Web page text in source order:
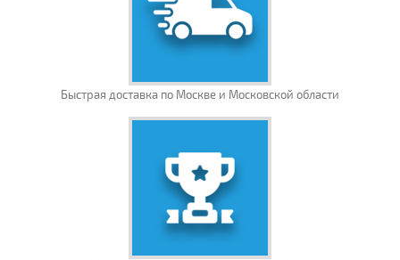
Быстрая доставка по Москве и Московской области